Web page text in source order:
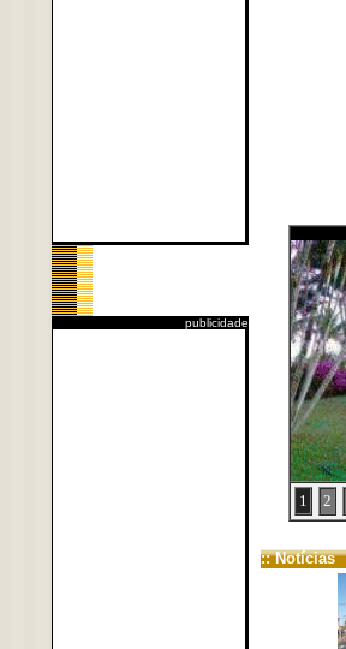
publicidade
1 2
:: Notícias